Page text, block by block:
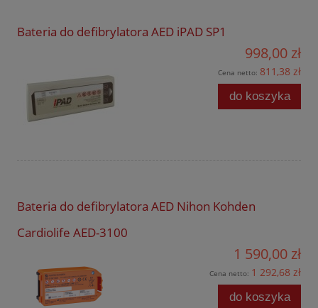
Bateria do defibrylatora AED iPAD SP1
998,00 zł
Cena netto: 811,38 zł
do koszyka
Bateria do defibrylatora AED Nihon Kohden
Cardiolife AED-3100
1 590,00 zł
Cena netto: 1 292,68 zł
do koszyka